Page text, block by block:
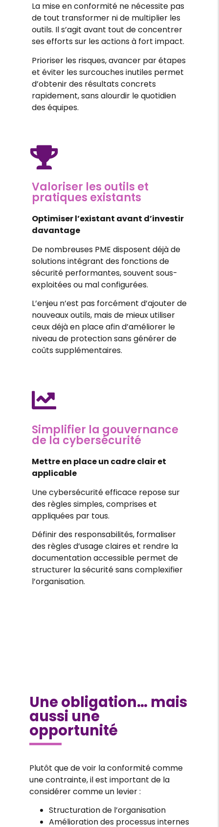
La mise en conformité ne nécessite pas
de tout transformer ni de multiplier les
outils. Il s’agit avant tout de concentrer
ses efforts sur les actions à fort impact.
Prioriser les risques, avancer par étapes
et éviter les surcouches inutiles permet
d’obtenir des résultats concrets
rapidement, sans alourdir le quotidien
des équipes.
Valoriser les outils et
pratiques existants
Optimiser l’existant avant d’investir
davantage
De nombreuses PME disposent déjà de
solutions intégrant des fonctions de
sécurité performantes, souvent sous-
exploitées ou mal configurées.
L’enjeu n’est pas forcément d’ajouter de
nouveaux outils, mais de mieux utiliser
ceux déjà en place afin d’améliorer le
niveau de protection sans générer de
coûts supplémentaires.
Simplifier la gouvernance
de la cybersécurité
Mettre en place un cadre clair et
applicable
Une cybersécurité efficace repose sur
des règles simples, comprises et
appliquées par tous.
Définir des responsabilités, formaliser
des règles d’usage claires et rendre la
documentation accessible permet de
structurer la sécurité sans complexifier
l’organisation.
Une obligation… mais
aussi une
opportunité
Plutôt que de voir la conformité comme
une contrainte, il est important de la
considérer comme un levier :
Structuration de l’organisation
Amélioration des processus internes